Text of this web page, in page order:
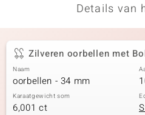
Details van
Zilveren oorbellen met
Naam
oorbellen - 34 mm
Karaatgewicht som
6,001 ct